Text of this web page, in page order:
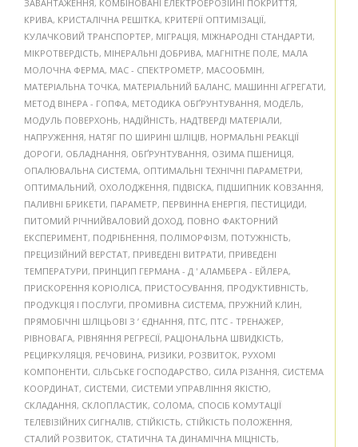
ЗАВАНТАЖЕННЯ, КОМБІНОВАНІ ЕЛЕКТРОЕРОЗІЙНІ ПОКРИТТЯ,
КРИВА, КРИСТАЛІЧНА РЕШІТКА, КРИТЕРІЇ ОПТИМІЗАЦІЇ,
КУЛАЧКОВИЙ ТРАНСПОРТЕР, МІГРАЦІЯ, МІЖНАРОДНІ СТАНДАРТИ,
МІКРОТВЕРДІСТЬ, МІНЕРАЛЬНІ ДОБРИВА, МАГНІТНЕ ПОЛЕ, МАЛА
МОЛОЧНА ФЕРМА, МАС - СПЕКТРОМЕТР, МАСООБМІН,
МАТЕРІАЛЬНА ТОЧКА, МАТЕРІАЛЬНИЙ БАЛАНС, МАШИННІ АГРЕГАТИ,
МЕТОД ВІНЕРА - ГОПФА, МЕТОДИКА ОБҐРУНТУВАННЯ, МОДЕЛЬ,
МОДУЛЬ ПОВЕРХОНЬ, НАДІЙНІСТЬ, НАДТВЕРДІ МАТЕРІАЛИ,
НАПРУЖЕННЯ, НАТЯГ ПО ШИРИНІ ШЛІЦІВ, НОРМАЛЬНІ РЕАКЦІЇ
ДОРОГИ, ОБЛАДНАННЯ, ОБҐРУНТУВАННЯ, ОЗИМА ПШЕНИЦЯ,
ОПАЛЮВАЛЬНА СИСТЕМА, ОПТИМАЛЬНІ ТЕХНІЧНІ ПАРАМЕТРИ,
ОПТИМАЛЬНИЙ, ОХОЛОДЖЕННЯ, ПІДВІСКА, ПІДШИПНИК КОВЗАННЯ,
ПАЛИВНІ БРИКЕТИ, ПАРАМЕТР, ПЕРВИННА ЕНЕРГІЯ, ПЕСТИЦИДИ,
ПИТОМИЙ РІЧНИЙВАЛОВИЙ ДОХОД, ПОВНО ФАКТОРНИЙ
ЕКСПЕРИМЕНТ, ПОДРІБНЕННЯ, ПОЛІМОРФІЗМ, ПОТУЖНІСТЬ,
ПРЕЦИЗІЙНИЙ ВЕРСТАТ, ПРИВЕДЕНІ ВИТРАТИ, ПРИВЕДЕНІ
ТЕМПЕРАТУРИ, ПРИНЦИП ГЕРМАНА - Д ' АЛАМБЕРА - ЕЙЛЕРА,
ПРИСКОРЕННЯ КОРІОЛІСА, ПРИСТОСУВАННЯ, ПРОДУКТИВНІСТЬ,
ПРОДУКЦІЯ І ПОСЛУГИ, ПРОМИВНА СИСТЕМА, ПРУЖНИЙ КЛИН,
ПРЯМОБІЧНІ ШЛІЦЬОВІ З ’ ЄДНАННЯ, ПТС, ПТС - ТРЕНАЖЕР,
РІВНОВАГА, РІВНЯННЯ РЕГРЕСІЇ, РАЦІОНАЛЬНА ШВИДКІСТЬ,
РЕЦИРКУЛЯЦІЯ, РЕЧОВИНА, РИЗИКИ, РОЗВИТОК, РУХОМІ
КОМПОНЕНТИ, СІЛЬСЬКЕ ГОСПОДАРСТВО, СИЛА РІЗАННЯ, СИСТЕМА
КООРДИНАТ, СИСТЕМИ, СИСТЕМИ УПРАВЛІННЯ ЯКІСТЮ,
СКЛАДАННЯ, СКЛОПЛАСТИК, СОЛОМА, СПОСІБ КОМУТАЦІЇ
ТЕЛЕВІЗІЙНИХ СИГНАЛІВ, СТІЙКІСТЬ, СТІЙКІСТЬ ПОЛОЖЕННЯ,
СТАЛИЙ РОЗВИТОК, СТАТИЧНА ТА ДИНАМІЧНА МІЦНІСТЬ,